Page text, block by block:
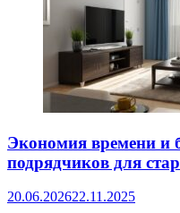
Экономия времени и
подрядчиков для
20.06.202622.11.2025